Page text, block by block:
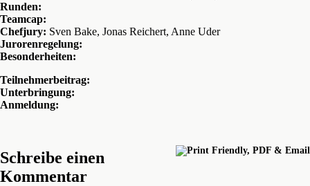
Runden:
Teamcap:
Chefjury: Sven Bake, Jonas Reichert, Anne Uder
Jurorenregelung:
Besonderheiten:
Teilnehmerbeitrag:
Unterbringung:
Anmeldung:
Schreibe einen
Kommentar